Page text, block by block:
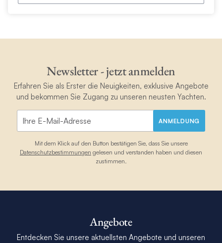
Newsletter - jetzt anmelden
Erfahren Sie als Erster die Neuigkeiten, exklusive Angebote
und bekommen Sie Zugang zu unseren neusten Yachten.
ANMELDUNG
Mit dem Klick auf den Button bestätigen Sie, dass Sie unsere
Datenschutzbestimmungen gelesen und verstanden haben und diesen
zustimmen.
Angebote
Entdecken Sie unsere aktuellsten Angebote und unseren